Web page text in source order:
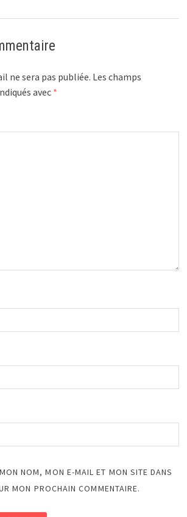
ne sera pas publiée. Les champs
avec *
NOM, MON E-MAIL ET MON SITE DANS
MON PROCHAIN COMMENTAIRE.